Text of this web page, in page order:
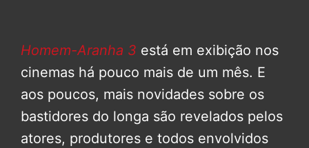
Homem-Aranha 3 está em exibição nos
cinemas há pouco mais de um mês. E
aos poucos, mais novidades sobre os
bastidores do longa são revelados pelos
atores, produtores e todos envolvidos